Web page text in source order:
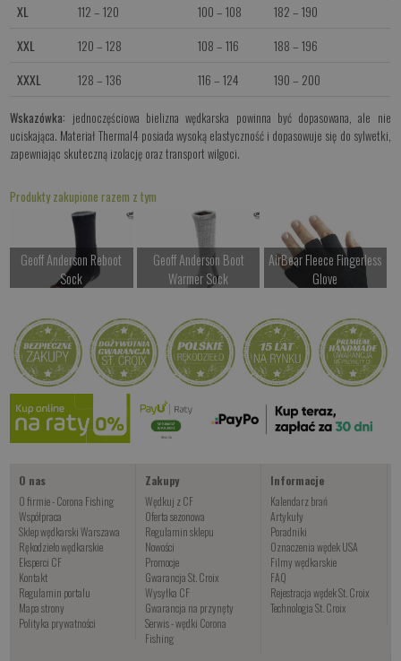
XL
112 – 120 100 – 108
182 – 190
XXL
120 – 128 108 – 116
188 – 196
XXXL
128 – 136 116 – 124 190 – 200
Wskazówka: jednoczęściowa bielizna wędkarska powinna być dopasowana, ale nie
uciskająca. Materiał Thermal4 posiada wysoką elastyczność i dopasowuje się do sylwetki,
zapewniając skuteczną izolację oraz transport wilgoci.
Produkty zakupione razem z tym
Geoff Anderson Reboot
Sock
Kup teraz >
Geoff Anderson Boot
Warmer Sock
Kup teraz >
AirBear Fleece Fingerless
Glove
Kup teraz >
Geoff Anderson Wizwool
ULF Black
Czekamy na dostawę
Kup teraz >
O nas
O firmie - Corona Fishing
Współpraca
Sklep wędkarski Warszawa
Rękodzieło wędkarskie
Eksperci CF
Kontakt
Regulamin portalu
Mapa strony
Polityka prywatności
Zakupy
Wędkuj z CF
Oferta sezonowa
Regulamin sklepu
Nowości
Promocje
Gwarancja St. Croix
Wysyłka CF
Gwarancja na przynęty
Serwis - wędki Corona
Fishing
Informacje
Kalendarz brań
Artykuły
Poradniki
Oznaczenia wędek USA
Filmy wędkarskie
FAQ
Rejestracja wędek St. Croix
Technologia St. Croix